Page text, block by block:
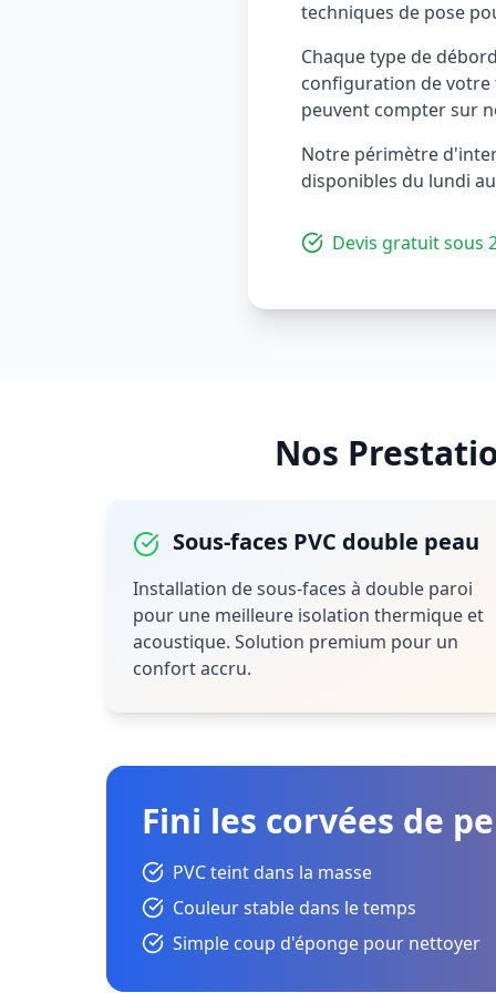
techniques de pose
Chaque type de
configuration de votre
peuvent compter sur
Notre périmètre
disponibles du lundi
Devis gratuit sous
Nos
Sous-faces PVC double peau
Installation de sous-faces à double paroi
pour une meilleure isolation thermique et
acoustique. Solution premium pour un
confort accru.
Fini les corvées de
PVC teint dans la masse
Couleur stable dans le temps
Simple coup d'éponge pour nettoyer